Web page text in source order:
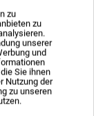
zu
zu
unserer
und
Sie ihnen
Nutzung der
zu unseren